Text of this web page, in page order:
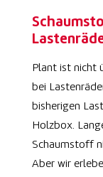
Plant ist nicht
bei
bisherigen
Holzbox.
Schaumstoff
Aber wir